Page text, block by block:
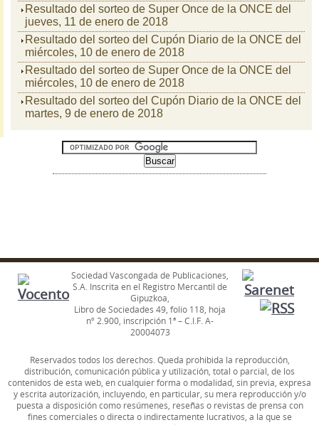
Resultado del sorteo de Super Once de la ONCE del
jueves, 11 de enero de 2018
Resultado del sorteo del Cupón Diario de la ONCE del
miércoles, 10 de enero de 2018
Resultado del sorteo de Super Once de la ONCE del
miércoles, 10 de enero de 2018
Resultado del sorteo del Cupón Diario de la ONCE del
martes, 9 de enero de 2018
Sociedad Vascongada de Publicaciones,
S.A. Inscrita en el Registro Mercantil de
Gipuzkoa,
Libro de Sociedades 49, folio 118, hoja
nº 2.900, inscripción 1ª – C.I.F. A-
20004073
Reservados todos los derechos. Queda prohibida la reproducción,
distribución, comunicación pública y utilización, total o parcial, de los
contenidos de esta web, en cualquier forma o modalidad, sin previa, expresa
y escrita autorización, incluyendo, en particular, su mera reproducción y/o
puesta a disposición como resúmenes, reseñas o revistas de prensa con
fines comerciales o directa o indirectamente lucrativos, a la que se